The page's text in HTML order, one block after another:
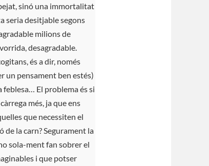
sinó una immortalitat
seria desitjable segons
milions de
desagradable.
és a dir, només
un pensament ben estés)
feblesa… El problema és si
més, ja que ens
que necessiten el
de la carn? Segurament la
sola-ment fan sobrer el
i que potser